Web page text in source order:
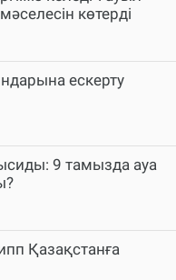
көтерді
ескерту
9 тамызда ауа
Қазақстанға